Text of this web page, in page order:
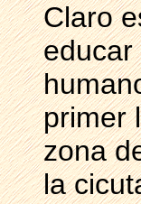
Claro
educar
primer
zona
la